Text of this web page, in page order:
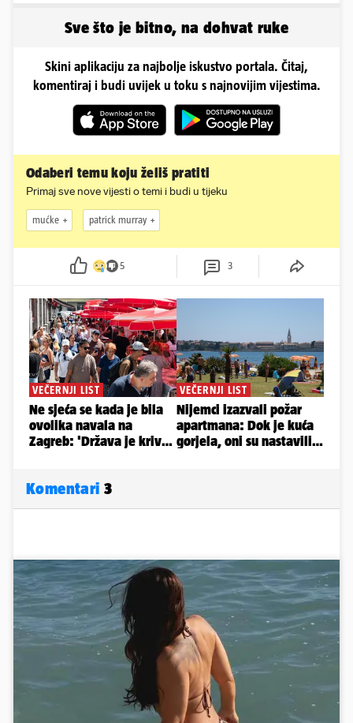
Sve što je bitno, na dohvat ruke
Skini aplikaciju za najbolje iskustvo portala. Čitaj,
komentiraj i budi uvijek u toku s najnovijim vijestima.
Odaberi temu koju želiš pratiti
Primaj sve nove vijesti o temi i budi u tijeku
mućke patrick murray
5 3
Komentari 3